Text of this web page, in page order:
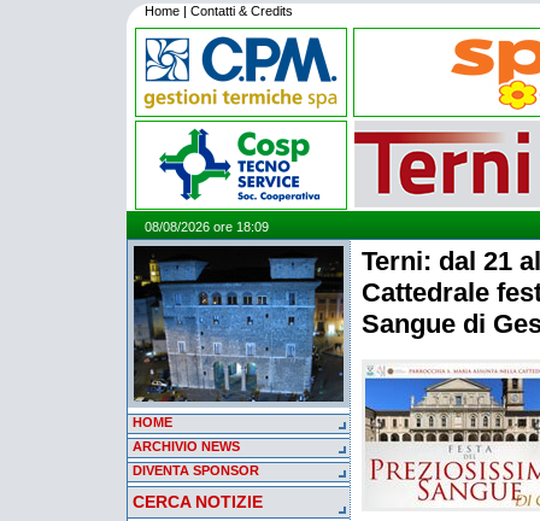
Home | Contatti & Credits
08/08/2026 ore 18:09
HOME
ARCHIVIO NEWS
DIVENTA SPONSOR
CERCA NOTIZIE
Terni: dal 21
Cattedrale
Sangue di